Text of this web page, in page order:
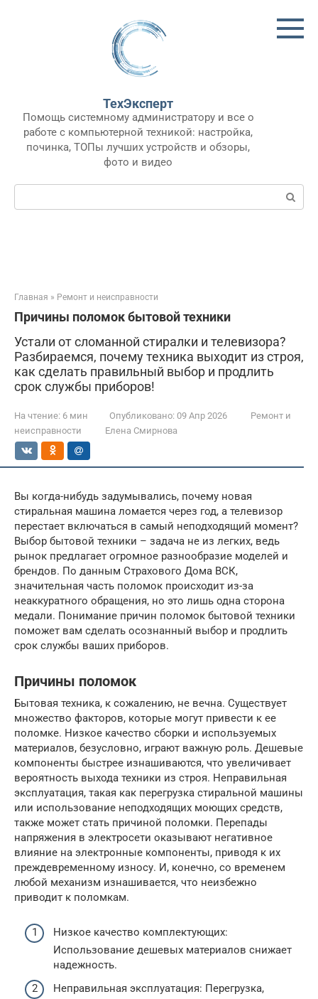
ТехЭксперт
Помощь системному администратору и все о
работе с компьютерной техникой: настройка,
починка, ТОПы лучших устройств и обзоры,
фото и видео
Поиск:
Главная » Ремонт и неисправности
Причины поломок бытовой техники
Устали от сломанной стиралки и телевизора?
Разбираемся, почему техника выходит из строя,
как сделать правильный выбор и продлить
срок службы приборов!
На чтение: 6 мин Опубликовано: 09 Апр 2026
Ремонт и
неисправности
Елена Смирнова
Вы когда-нибудь задумывались, почему новая
стиральная машина ломается через год, а телевизор
перестает включаться в самый неподходящий момент?
Выбор бытовой техники – задача не из легких, ведь
рынок предлагает огромное разнообразие моделей и
брендов. По данным Страхового Дома ВСК,
значительная часть поломок происходит из-за
неаккуратного обращения, но это лишь одна сторона
медали. Понимание причин поломок бытовой техники
поможет вам сделать осознанный выбор и продлить
срок службы ваших приборов.
Причины поломок
Бытовая техника, к сожалению, не вечна. Существует
множество факторов, которые могут привести к ее
поломке. Низкое качество сборки и используемых
материалов, безусловно, играют важную роль. Дешевые
компоненты быстрее изнашиваются, что увеличивает
вероятность выхода техники из строя. Неправильная
эксплуатация, такая как перегрузка стиральной машины
или использование неподходящих моющих средств,
также может стать причиной поломки. Перепады
напряжения в электросети оказывают негативное
влияние на электронные компоненты, приводя к их
преждевременному износу. И, конечно, со временем
любой механизм изнашивается, что неизбежно
приводит к поломкам.
Низкое качество комплектующих:
Использование дешевых материалов снижает
надежность.
Неправильная эксплуатация: Перегрузка,